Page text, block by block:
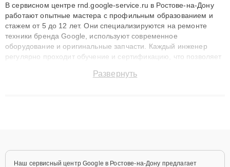
В сервисном центре rnd.google-service.ru в Ростове-на-Дону
работают опытные мастера с профильным образованием и
стажем от 5 до 12 лет. Они специализируются на ремонте
техники бренда Google, используют современное
оборудование и оригинальные запчасти. Каждый инженер
регулярно проходит обучение и сертификацию, что позволяет
технику с сохранением гарантии до 3 лет. Наши мастера
Развернуть
Наш сервисный центр Google в Ростове-на-Дону предлагает